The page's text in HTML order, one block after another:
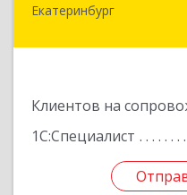
Екатеринбург
Клиентов на
1С:Специалист
620000,